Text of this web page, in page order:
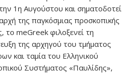
1η Αυγούστου και σηματοδοτεί
της παγκόσμιας προσκοπικής
το meGreek φιλοξενεί τη
της αρχηγού του τμήματος
και ταμία του Ελληνικού
Συστήματος «Παυλίδης»,